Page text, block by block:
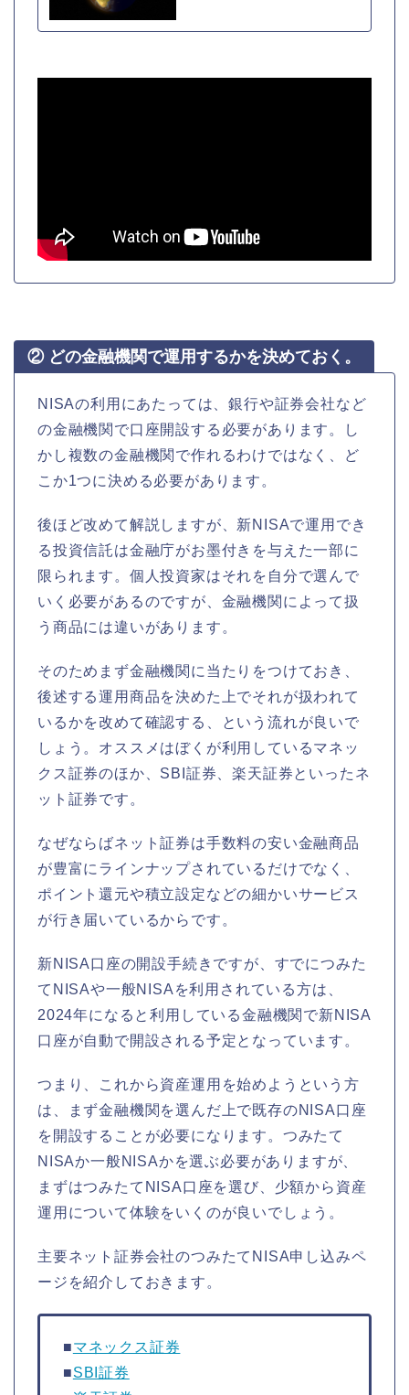
② どの金融機関で運用するかを決めておく。
NISAの利用にあたっては、銀行や証券会社など
の金融機関で口座開設する必要があります。し
かし複数の金融機関で作れるわけではなく、ど
こか1つに決める必要があります。
後ほど改めて解説しますが、新NISAで運用でき
る投資信託は金融庁がお墨付きを与えた一部に
限られます。個人投資家はそれを自分で選んで
いく必要があるのですが、金融機関によって扱
う商品には違いがあります。
そのためまず金融機関に当たりをつけておき、
後述する運用商品を決めた上でそれが扱われて
いるかを改めて確認する、という流れが良いで
しょう。オススメはぼくが利用しているマネッ
クス証券のほか、SBI証券、楽天証券といったネ
ット証券です。
なぜならばネット証券は手数料の安い金融商品
が豊富にラインナップされているだけでなく、
ポイント還元や積立設定などの細かいサービス
が行き届いているからです。
新NISA口座の開設手続きですが、すでにつみた
てNISAや一般NISAを利用されている方は、
2024年になると利用している金融機関で新NISA
口座が自動で開設される予定となっています。
つまり、これから資産運用を始めようという方
は、まず金融機関を選んだ上で既存のNISA口座
を開設することが必要になります。つみたて
NISAか一般NISAかを選ぶ必要がありますが、
まずはつみたてNISA口座を選び、少額から資産
運用について体験をいくのが良いでしょう。
主要ネット証券会社のつみたてNISA申し込みペ
ージを紹介しておきます。
■マネックス証券
■SBI証券